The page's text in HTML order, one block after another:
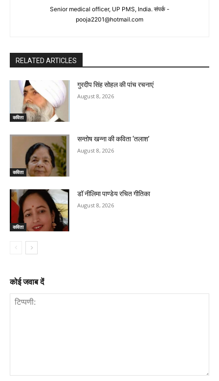
Senior medical officer, UP PMS, India. संपर्क -
pooja2201@hotmail.com
RELATED ARTICLES
कविता
गुरदीप सिंह सोहल की पांच रचनाएं
August 8, 2026
कविता
सन्तोष खन्ना की कविता ‘तलाश’
August 8, 2026
कविता
डॉ नीलिमा पाण्डेय रचित गीतिका
August 8, 2026
कोई जवाब दें